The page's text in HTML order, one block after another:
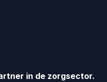
in de zorgsector.